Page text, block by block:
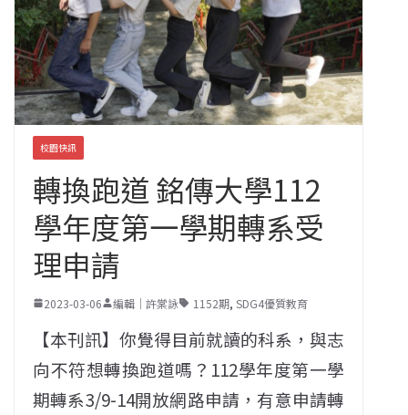
校園快訊
轉換跑道 銘傳大學112
學年度第一學期轉系受
理申請
2023-03-06 編輯｜許棠詠 1152期, SDG4優質教育
【本刊訊】你覺得目前就讀的科系，與志
向不符想轉換跑道嗎？112學年度第一學
期轉系3/9-14開放網路申請，有意申請轉